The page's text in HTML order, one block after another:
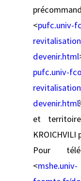
<pufc.univ-
devenir.html
pufc.univ-
devenir.html
et
Pour
<mshe.univ-